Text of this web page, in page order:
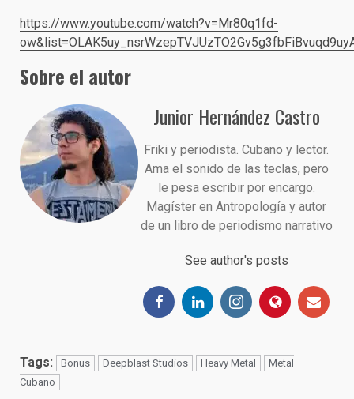
https://www.youtube.com/watch?v=Mr80q1fd-
Sobre el autor
Junior Hernández Castro
Friki y periodista. Cubano y lector.
Ama el sonido de las teclas, pero
le pesa escribir por encargo.
Magíster en Antropología y autor
de un libro de periodismo narrativo
See author's posts
Tags: Bonus Deepblast Studios Heavy Metal
Metal
Cubano